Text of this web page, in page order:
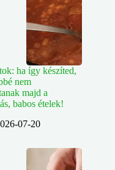
ha így készíted,
nem
majd a
babos ételek!
07-20